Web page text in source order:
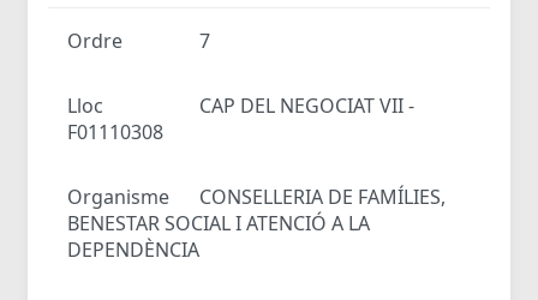
Ordre 7
Lloc
CAP DEL NEGOCIAT VII -
F01110308
Organisme
CONSELLERIA DE FAMÍLIES,
BENESTAR SOCIAL I ATENCIÓ A LA
DEPENDÈNCIA